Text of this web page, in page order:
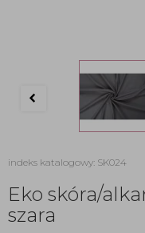
indeks katalogowy: SK024
Eko skóra/
szara